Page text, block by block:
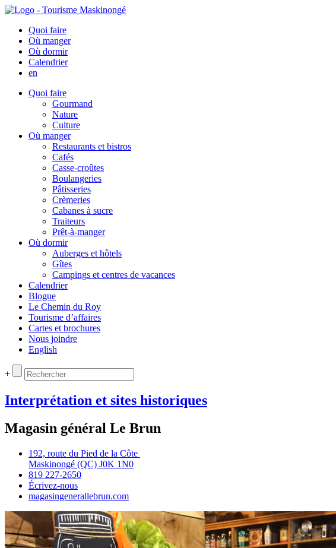
Quoi faire
Où manger
Où dormir
Calendrier
en
Quoi faire
Gourmand
Nature
Culture
Où manger
Restaurants et bistros
Cafés
Casse-croûtes
Boulangeries
Pâtisseries
Crèmeries
Cabanes à sucre
Traiteurs
Prêt-à-manger
Où dormir
Auberges et hôtels
Gîtes
Campings et centres de vacances
Calendrier
Blogue
Le Chemin du Roy
Tourisme d’affaires
Cartes et brochures
Nous joindre
English
+
Interprétation et sites historiques
Magasin général Le Brun
192, route du Pied de la Côte
Maskinongé (QC) J0K 1N0
819 227‑2650
Écrivez‑nous
magasingenerallebrun.com